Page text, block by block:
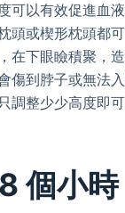
可以有效促進血
頭或楔形枕頭都
在下眼瞼積聚，
傷到脖子或無法
調整少少高度即可
個小時